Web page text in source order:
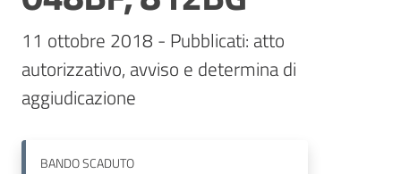
Contatti
11 ottobre 2018 - Pubblicati: atto
autorizzativo, avviso e determina di
BANDOSCADUTO